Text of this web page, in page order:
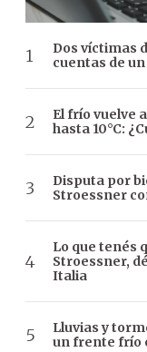
Dos víctimas
cuentas de
El frío vuelve
hasta 10°C:
Disputa por
Stroessner
Lo que tenés
Stroessner,
Italia
Lluvias y
un frente frío